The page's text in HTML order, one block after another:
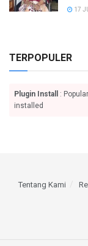
17
TERPOPULER
Plugin Install
:
installed
Tentang Kami